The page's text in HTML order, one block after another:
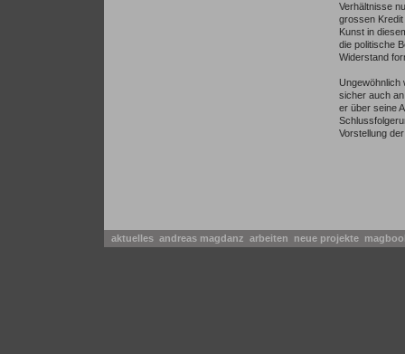
Verhältnisse
grossen
Kunst in
die politische
Widerstand
Ungewöhnlich
sicher auch
er über seine
Vorstellung
aktuelles andreas magdanz arbeiten neue projekte